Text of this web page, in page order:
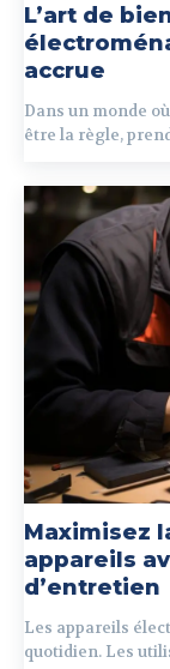
L’art de
accrue
Dans un monde
être la règle,
Maximisez
appareils
d’entretien
Les appareils
quotidien. Les